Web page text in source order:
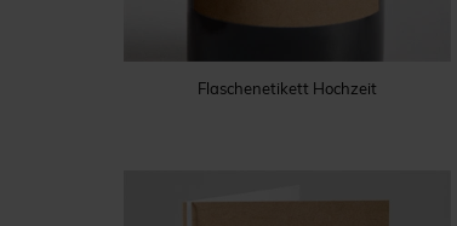
Flaschenetikett Hochzeit